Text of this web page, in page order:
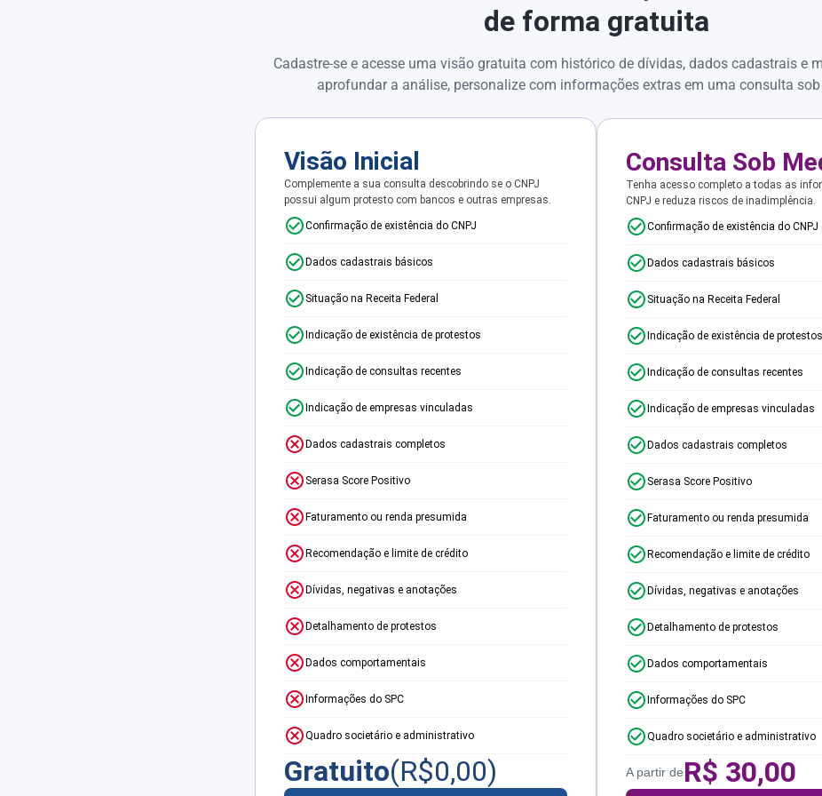
de forma gratuita
Cadastre-se e acesse uma visão gratuita com histórico de dívidas, dados cadastrais e
aprofundar a análise, personalize com informações extras em uma consulta
Visão Inicial
Complemente a sua consulta descobrindo se o CNPJ
possui algum protesto com bancos e outras empresas.
Confirmação de existência do CNPJ
Dados cadastrais básicos
Situação na Receita Federal
Indicação de existência de protestos
Indicação de consultas recentes
Indicação de empresas vinculadas
Dados cadastrais completos
Serasa Score Positivo
Faturamento ou renda presumida
Recomendação e limite de crédito
Dívidas, negativas e anotações
Detalhamento de protestos
Dados comportamentais
Informações do SPC
Quadro societário e administrativo
Gratuito(R$0,00)
Consulta Sob
Tenha acesso completo a todas as
CNPJ e reduza riscos de inadimplência.
Confirmação de existência do CNPJ
Dados cadastrais básicos
Situação na Receita Federal
Indicação de existência de protestos
Indicação de consultas recentes
Indicação de empresas vinculadas
Dados cadastrais completos
Serasa Score Positivo
Faturamento ou renda presumida
Recomendação e limite de crédito
Dívidas, negativas e anotações
Detalhamento de protestos
Dados comportamentais
Informações do SPC
Quadro societário e administrativo
A partir deR$ 30,00